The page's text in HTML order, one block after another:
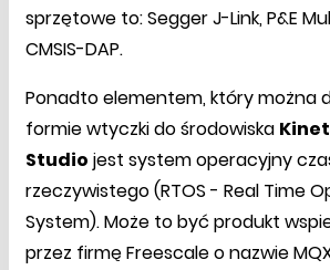
sprzętowe to: Segger J-Link, P&E
CMSIS-DAP.
Ponadto elementem, który można
formie wtyczki do środowiska
Studio jest system operacyjny
rzeczywistego (RTOS - Real Time
System). Może to być produkt
przez firmę Freescale o nazwie